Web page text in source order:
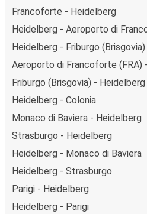
Francoforte - Heidelberg
Heidelberg - Aeroporto di
Heidelberg - Friburgo (Brisgovia)
Aeroporto di Francoforte (FRA)
Friburgo (Brisgovia) - Heidelberg
Heidelberg - Colonia
Monaco di Baviera - Heidelberg
Strasburgo - Heidelberg
Heidelberg - Monaco di Baviera
Heidelberg - Strasburgo
Parigi - Heidelberg
Heidelberg - Parigi